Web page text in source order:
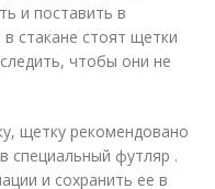
и поставить в
стакане стоят щетки
чтобы они не
щетку рекомендовано
специальный футляр .
и сохранить ее в